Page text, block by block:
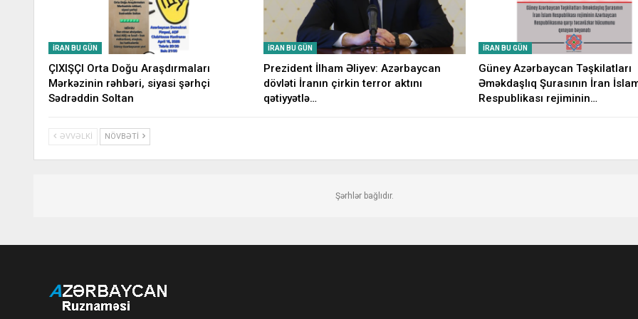
İRAN BU GÜN
ÇIXIŞÇI Orta Doğu Araşdırmaları
Mərkəzinin rəhbəri, siyasi şərhçi
Sədrəddin Soltan
İRAN BU GÜN
Prezident İlham Əliyev: Azərbaycan
dövləti İranın çirkin terror aktını
qətiyyətlə…
İRAN BU GÜN
Güney Azərbaycan Təşkilatları
Əməkdaşlıq Şurasının İran
Respublikası rejiminin…
ƏVVƏLKI NÖVBƏTI
Şərhlər bağlıdır.